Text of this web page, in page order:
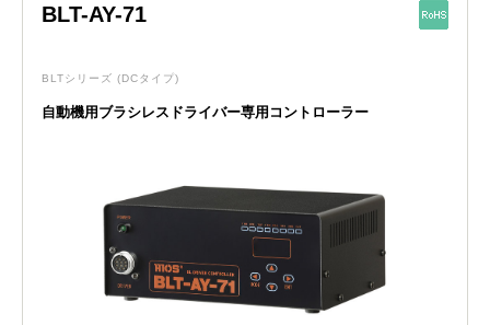
BLT-AY-71
BLTシリーズ (DCタイプ)
自動機用ブラシレスドライバー専用コントローラー